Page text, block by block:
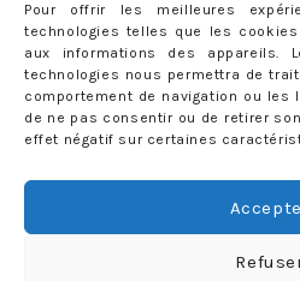
Pour offrir les meilleures
technologies telles que les
aux informations des
technologies nous permettra de
comportement de navigation ou les
de ne pas consentir ou de retirer
effet négatif sur certaines
Adresse
Rejoignez les 398